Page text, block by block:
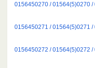
0156450270 / 01564(5)0270 /
0156450271 / 01564(5)0271 /
0156450272 / 01564(5)0272 /